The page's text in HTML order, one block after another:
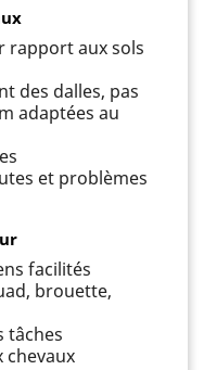
rapport aux sols
des dalles, pas
adaptées au
et problèmes
facilités
brouette,
tâches
chevaux